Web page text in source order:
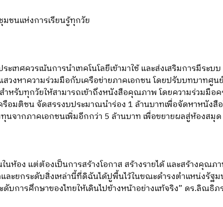
มชนแห่งการเรียนรู้ทุกวัย
ทศควรเน้นการนำเทคโนโลยีเข้ามาใช้ และส่งเสริมการมีระบ
สวงหาความร่วมมือกับเครือข่ายภาคเอกชน โดยปรับบทบาทศูน
ำหรับทุกวัยให้สามารถเข้าถึงหนังสือคุณภาพ โดยความร่วมมือ
อมติชน จัดสรรงบประมาณนำร่อง 1 ล้านบาทเพื่อจัดหาหนังสื
นจากภาคเอกชนเพิ่มอีกกว่า 5 ล้านบาท เพื่อขยายผลสู่ห้องสมุ
ในห้อง แต่ต้องเป็นการสร้างโอกาส สร้างรายได้ และสร้างคุณ
ละยกระดับสิ่งเหล่านี้ที่ดิฉันได้ปูพื้นไว้ในขณะดำรงตำแหน่งรัฐ
ดับการศึกษาของไทยให้เดินไปข้างหน้าอย่างแท้จริง” ดร.ลิณธิ